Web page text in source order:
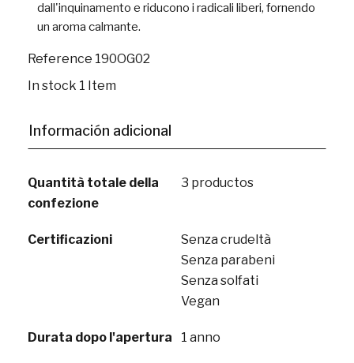
dall'inquinamento e riducono i radicali liberi, fornendo
un aroma calmante.
Reference 190OG02
In stock 1 Item
Información adicional
Quantità totale della
confezione
3 productos
Certificazioni
Senza crudeltà
Senza parabeni
Senza solfati
Vegan
Durata dopo l'apertura 1 anno